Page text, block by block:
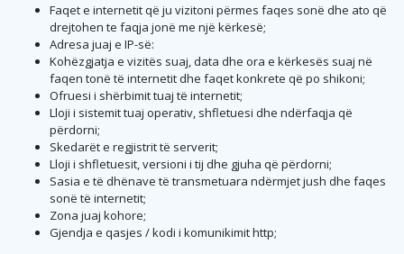
Faqet e internetit që ju vizitoni përmes faqes sonë dhe ato që
drejtohen te faqja jonë me një kërkesë;
Adresa juaj e IP-së:
Kohëzgjatja e vizitës suaj, data dhe ora e kërkesës suaj në
faqen tonë të internetit dhe faqet konkrete që po shikoni;
Ofruesi i shërbimit tuaj të internetit;
Lloji i sistemit tuaj operativ, shfletuesi dhe ndërfaqja që
përdorni;
Skedarët e regjistrit të serverit;
Lloji i shfletuesit, versioni i tij dhe gjuha që përdorni;
Sasia e të dhënave të transmetuara ndërmjet jush dhe faqes
sonë të internetit;
Zona juaj kohore;
Gjendja e qasjes / kodi i komunikimit http;